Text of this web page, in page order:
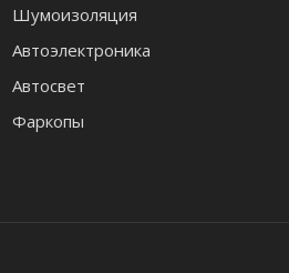
Шумоизоляция
Автоэлектроника
Автосвет
Фаркопы